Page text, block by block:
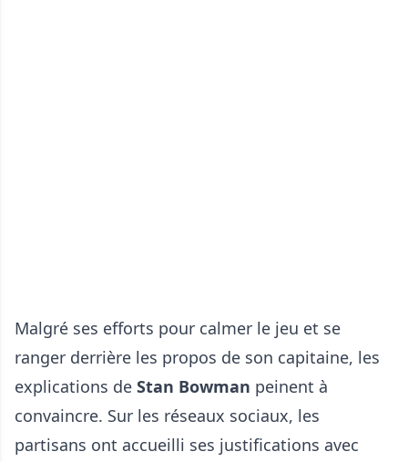
Malgré ses efforts pour calmer le jeu et se
ranger derrière les propos de son capitaine, les
explications de Stan Bowman peinent à
convaincre. Sur les réseaux sociaux, les
partisans ont accueilli ses justifications avec